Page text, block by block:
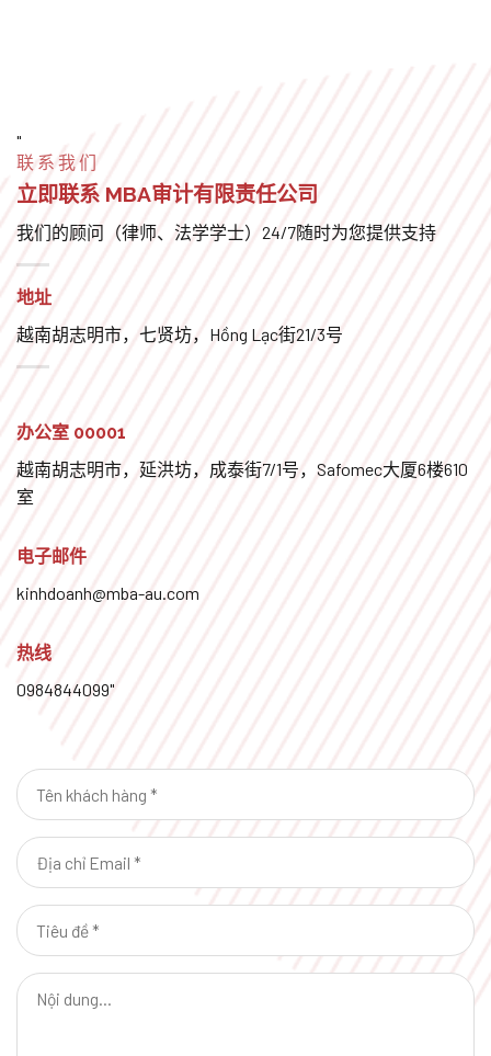
"
联系我们
立即联系 MBA审计有限责任公司
我们的顾问（律师、法学学士）24/7随时为您提供支持
地址
越南胡志明市，七贤坊，Hồng Lạc街21/3号
办公室 00001
越南胡志明市，延洪坊，成泰街7/1号，Safomec大厦6楼610
室
电子邮件
kinhdoanh@mba-au.com
热线
0984844099"